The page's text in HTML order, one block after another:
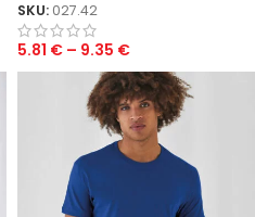
SKU: 027.42
5.81 € – 9.35 €